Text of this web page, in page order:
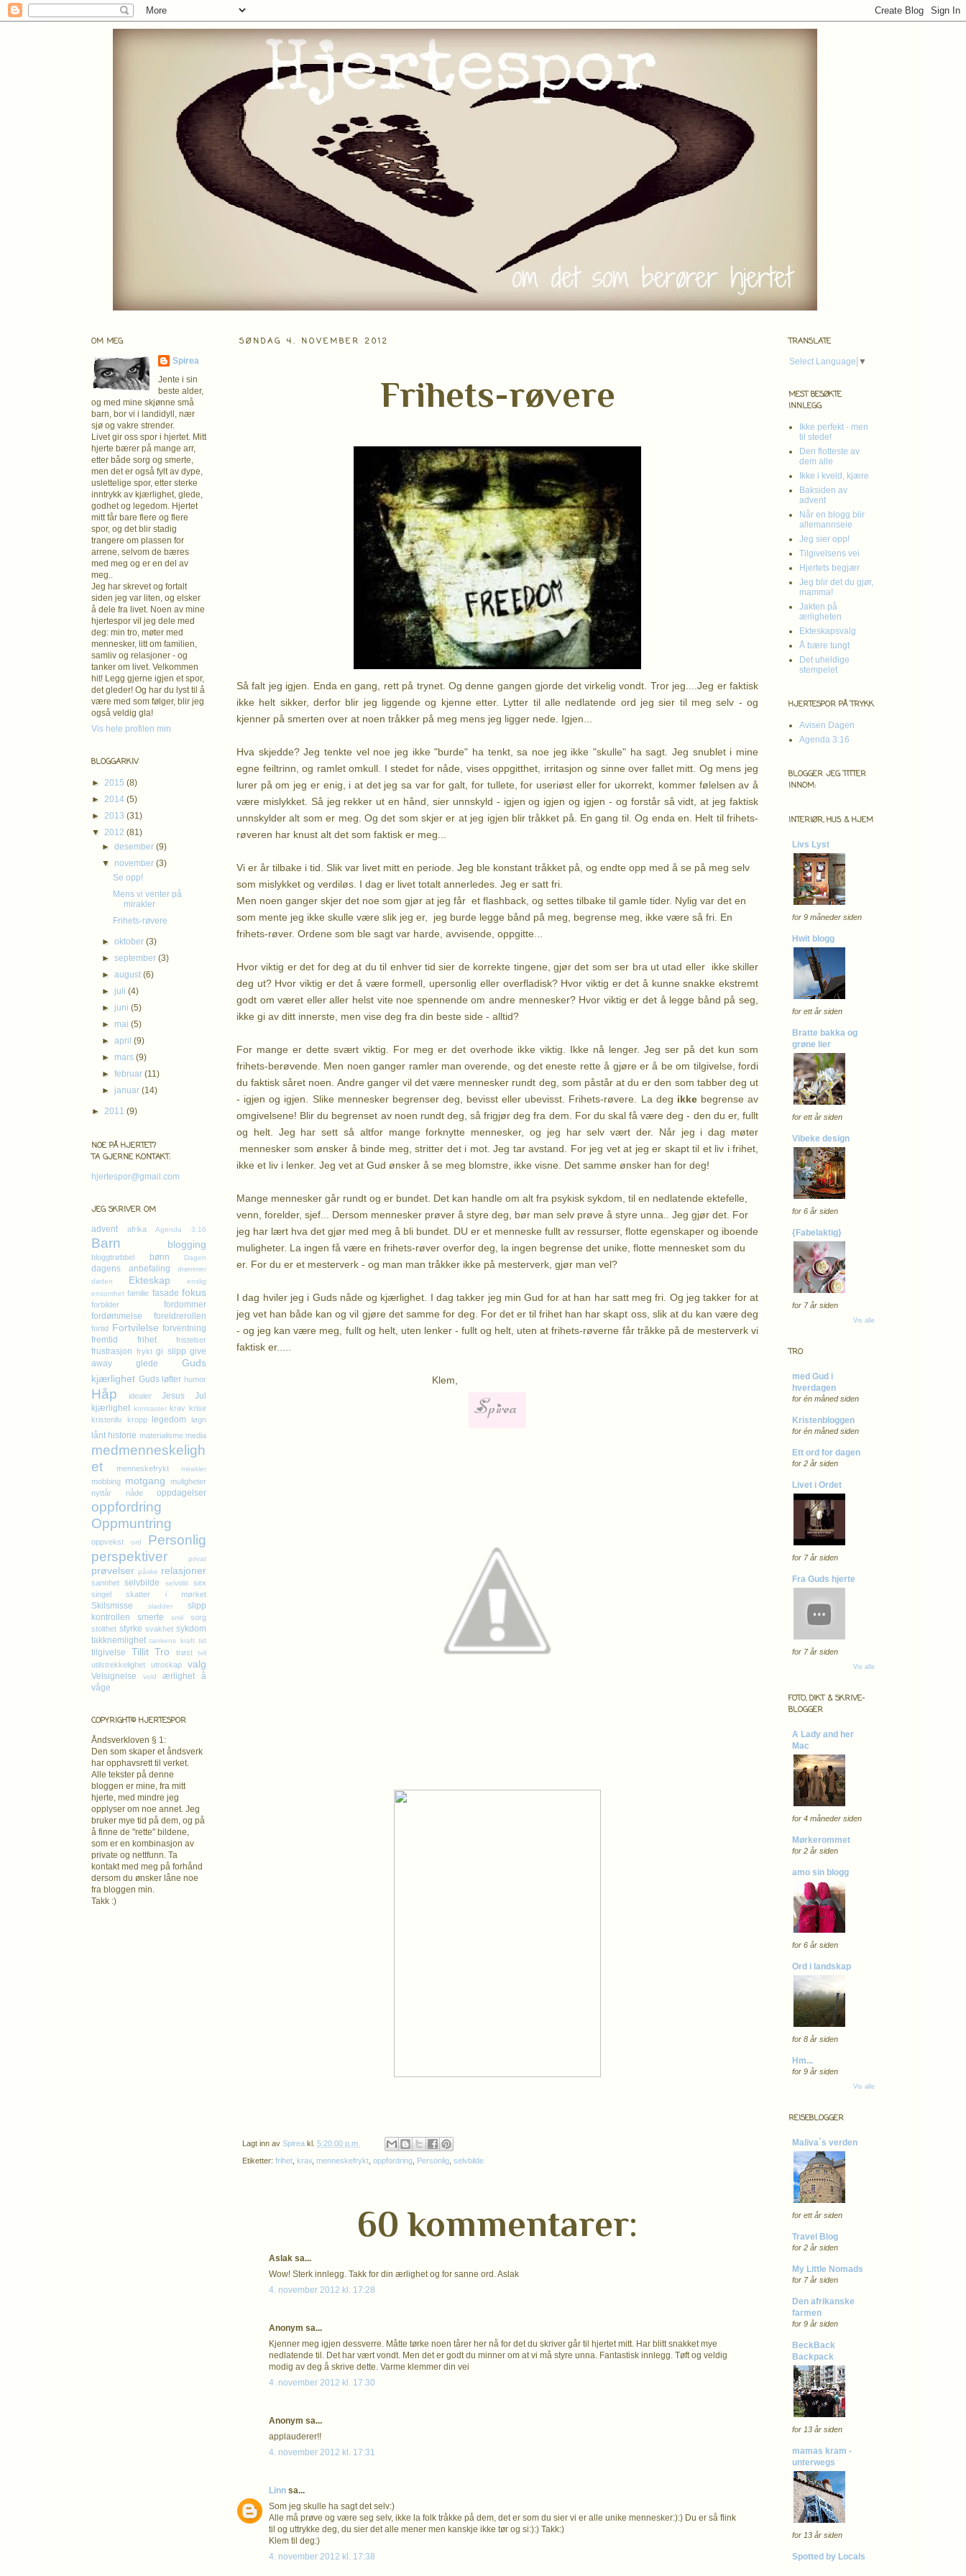
SØNDAG 4. NOVEMBER 2012
Frihets-røvere
Så falt jeg igjen. Enda en gang, rett på trynet. Og denne gangen gjorde det virkelig vondt. Tror jeg....Jeg er faktisk
ikke helt sikker, derfor blir jeg liggende og kjenne etter. Lytter til alle nedlatende ord jeg sier til meg selv - og
kjenner på smerten over at noen tråkker på meg mens jeg ligger nede. Igjen...
Hva skjedde? Jeg tenkte vel noe jeg ikke "burde" ha tenkt, sa noe jeg ikke "skulle" ha sagt. Jeg snublet i mine
egne feiltrinn, og ramlet omkull. I stedet for nåde, vises oppgitthet, irritasjon og sinne over fallet mitt. Og mens jeg
lurer på om jeg er enig, i at det jeg sa var for galt, for tullete, for useriøst eller for ukorrekt, kommer følelsen av å
være mislykket. Så jeg rekker ut en hånd, sier unnskyld - igjen og igjen og igjen - og forstår så vidt, at jeg faktisk
unnskylder alt som er meg. Og det som skjer er at jeg igjen blir tråkket på. En gang til. Og enda en. Helt til frihets-
røveren har knust alt det som faktisk er meg...
Vi er år tilbake i tid. Slik var livet mitt en periode. Jeg ble konstant tråkket på, og endte opp med å se på meg selv
som mislykket og verdiløs. I dag er livet totalt annerledes. Jeg er satt fri.
Men noen ganger skjer det noe som gjør at jeg får et flashback, og settes tilbake til gamle tider. Nylig var det en
som mente jeg ikke skulle være slik jeg er, jeg burde legge bånd på meg, begrense meg, ikke være så fri. En
frihets-røver. Ordene som ble sagt var harde, avvisende, oppgitte...
Hvor viktig er det for deg at du til enhver tid sier de korrekte tingene, gjør det som ser bra ut utad eller ikke skiller
deg ut? Hvor viktig er det å være formell, upersonlig eller overfladisk? Hvor viktig er det å kunne snakke ekstremt
godt om været eller aller helst vite noe spennende om andre mennesker? Hvor viktig er det å legge bånd på seg,
ikke gi av ditt innerste, men vise deg fra din beste side - alltid?
For mange er dette svært viktig. For meg er det overhode ikke viktig. Ikke nå lenger. Jeg ser på det kun som
frihets-berøvende. Men noen ganger ramler man overende, og det eneste rette å gjøre er å be om tilgivelse, fordi
du faktisk såret noen. Andre ganger vil det være mennesker rundt deg, som påstår at du er den som tabber deg ut
- igjen og igjen. Slike mennesker begrenser deg, bevisst eller ubevisst. Frihets-røvere. La deg ikkebegrense av
omgivelsene! Blir du begrenset av noen rundt deg, så frigjør deg fra dem. For du skal få være deg - den du er, fullt
og helt. Jeg har sett så altfor mange forknytte mennesker, og jeg har selv vært der. Når jeg i dag møter
mennesker som ønsker å binde meg, stritter det i mot. Jeg tar avstand. For jeg vet at jeg er skapt til et liv i frihet,
ikke et liv i lenker. Jeg vet at Gud ønsker å se meg blomstre, ikke visne. Det samme ønsker han for deg!
Mange mennesker går rundt og er bundet. Det kan handle om alt fra psykisk sykdom, til en nedlatende ektefelle,
venn, forelder, sjef... Dersom mennesker prøver å styre deg, bør man selv prøve å styre unna.. Jeg gjør det. For
jeg har lært hva det gjør med meg å bli bundet. DU er et menneske fullt av ressurser, flotte egenskaper og iboende
muligheter. La ingen få være en frihets-røver overfor deg, la ingen begrense det unike, flotte mennesket som du
er. For du er et mesterverk - og man man tråkker ikke på mesterverk, gjør man vel?
I dag hviler jeg i Guds nåde og kjærlighet. I dag takker jeg min Gud for at han har satt meg fri. Og jeg takker for at
jeg vet han både kan og vil gjøre det samme for deg. For det er til frihet han har skapt oss, slik at du kan være deg
- og jeg kan være meg, fullt og helt, uten lenker - fullt og helt, uten at frihets-røverne får tråkke på de mesterverk vi
faktisk er.....
Klem,
Lagt inn av Spirea kl. 5:20:00 p.m.
Etiketter: frihet krav, menneskefrykt oppfordring Personlig selvbilde
60 kommentarer:
Aslak sa...
Wow! Sterk innlegg. Takk for din ærlighet og for sanne ord. Aslak
4. november 2012 kl. 17:28
Anonym sa...
Kjenner meg igjen dessverre. Måtte tørke noen tårer her nå for det du skriver går til hjertet mitt. Har blitt snakket mye
nedlatende til. Det har vært vondt. Men det er godt du minner om at vi må styre unna. Fantastisk innlegg. Tøft og veldig
modig av deg å skrive dette. Varme klemmer din vei
4. november 2012 kl. 17:30
Anonym sa...
applauderer!!
4. november 2012 kl. 17:31
Linn sa...
Som jeg skulle ha sagt det selv:)
Alle må prøve og være seg selv, ikke la folk tråkke på dem, det er som du sier vi er alle unike mennesker:):) Du er så flink
til og uttrykke deg, du sier det alle mener men kanskje ikke tør og si:):) Takk:)
Klem til deg:)
4. november 2012 kl. 17:38
OM MEG
Spirea
Jente i sin
beste alder,
og med mine skjønne små
barn, bor vi i landidyll, nær
sjø og vakre strender.
Livet gir oss spor i hjertet. Mitt
hjerte bærer på mange arr,
etter både sorg og smerte,
men det er også fylt av dype,
uslettelige spor, etter sterke
inntrykk av kjærlighet, glede,
godhet og legedom. Hjertet
mitt får bare flere og flere
spor, og det blir stadig
trangere om plassen for
arrene, selvom de bæres
med meg og er en del av
meg..
Jeg har skrevet og fortalt
siden jeg var liten, og elsker
å dele fra livet. Noen av mine
hjertespor vil jeg dele med
deg: min tro, møter med
mennesker, litt om familien,
samliv og relasjoner - og
tanker om livet. Velkommen
hit! Legg gjerne igjen et spor,
det gleder! Og har du lyst til å
være med som følger, blir jeg
også veldig gla!
Vis hele profilen min
BLOGGARKIV
► 2015 (8)
► 2014 (5)
► 2013 (31)
▼ 2012 (81)
►desember(9)
▼ november(3)
Se opp!
Mens vi venter på
mirakler
Frihets-røvere
►oktober(3)
►september(3)
►august(6)
► juli(4)
► juni(5)
► mai(5)
►april(9)
► mars(9)
►februar(11)
► januar(14)
► 2011 (9)
NOE PÅ HJERTET?
TA GJERNE KONTAKT:
hjertespor@gmail.com
JEG SKRIVER OM
advent afrika Agenda 3:16
Barn blogging
bloggtrøbbel bønn Dagen
dagens anbefaling
drømmer
døden
Ekteskap
enslig
ensomhet familie fasade fokus
forbilder
fordommer
fordømmelse
foreldrerollen
fortid Fortvilelse forventning
fremtid
frihet fristelser
frustrasjon frykt gi slipp give
away
glede
Guds
kjærlighet Guds løfter humor
Håp idealer Jesus
Jul
kjærlighet kontraster krav krise
kristenliv kropp legedom løgn
lånt historie materialisme media
medmenneskeligh
et
menneskefrykt mirakler
mobbing motgang
muligheter
nyttår
nåde oppdagelser
oppfordring
Oppmuntring
oppvekst ord
Personlig
perspektiver
privat
prøvelser påske relasjoner
sannhet selvbilde selvtillit
sex
singel
skatter i mørket
Skilsmisse sladder
slipp
kontrollen
smerte smil
sorg
stolthet styrke svakhet sykdom
takknemlighet tankens kraft tid
tilgivelse Tillit Tro trøst tvil
utilstrekkelighet utroskap valg
Velsignelse vold ærlighet
å
våge
COPYRIGHT© HJERTESPOR
Åndsverkloven § 1:
Den som skaper et åndsverk
har opphavsretttil verket.
Alle tekster på denne
bloggen er mine, fra mitt
hjerte, med mindre jeg
opplyser om noe annet. Jeg
bruker mye tid på dem, og på
å finne de "rette" bildene,
som er en kombinasjon av
private og nettfunn. Ta
kontakt med meg på forhånd
dersom du ønsker låne noe
fra bloggen min.
Takk :)
TRANSLATE
Select Language ▼
MEST BESØKTE
INNLEGG
Ikke perfekt - men
til stede!
Den flotteste av
dem alle
Ikke i kveld, kjære
Baksiden av
advent
Når en blogg blir
allemannseie
Jeg sier opp!
Tilgivelsens vei
Hjertets begjær
Jeg blir det du gjør,
mamma!
Jakten på
ærligheten
Ekteskapsvalg
Å bære tungt
Det uheldige
stempelet
HJERTESPOR PÅ TRYKK
Avisen Dagen
Agenda 3:16
BLOGGER JEG TITTER
INNOM:
INTERIØR, HUS & HJEM
Livs Lyst
for 9 måneder siden
Hwit blogg
for ett år siden
Bratte bakka og
grøne lier
for ett år siden
Vibeke design
for 6 år siden
{Fabelaktig}
for 7 år siden
Vis alle
TRO
med Gud i
hverdagen
for én måned siden
Kristenbloggen
for én måned siden
Ett ord for dagen
for 2 år siden
Livet i Ordet
for 7 år siden
Fra Guds hjerte
for 7 år siden
Vis alle
FOTO, DIKT & SKRIVE-
BLOGGER
A Lady and her
Mac
for 4 måneder siden
Mørkerommet
for 2 år siden
amo sin blogg
for 6 år siden
Ord i landskap
for 8 år siden
Hm...
for 9 år siden
Vis alle
REISEBLOGGER
Maliva`s verden
for ett år siden
Travel Blog
for 2 år siden
My Little Nomads
for 7 år siden
Den afrikanske
farmen
for 9 år siden
BeckBack
Backpack
for 13 år siden
mamas kram -
unterwegs
for 13 år siden
Spotted by Locals